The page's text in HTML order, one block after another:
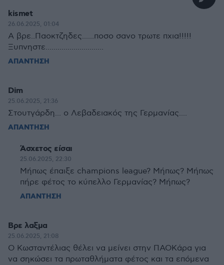
kismet
26.06.2025, 01:04
Α βρε..Παοκτζηδες......ποσο σανο τρωτε πχια!!!!!
Ξυπνηστε.............................
ΑΠΑΝΤΗΣΗ
Dim
25.06.2025, 21:36
Στουτγάρδη... ο Λεβαδειακός της Γερμανίας....
ΑΠΑΝΤΗΣΗ
Άσχετος είσαι
25.06.2025, 22:30
Μήπως έπαιξε champions league? Μήπως? Μήπως
πήρε φέτος το κύπελλο Γερμανίας? Μήπως?
ΑΠΑΝΤΗΣΗ
Βρε λαξμα
25.06.2025, 21:08
Ο Κωσταντέλιας θέλει να μείνει στην ΠΑΟΚάρα για
να σηκώσει τα πρωταθλήματα φέτος και τα επόμενα